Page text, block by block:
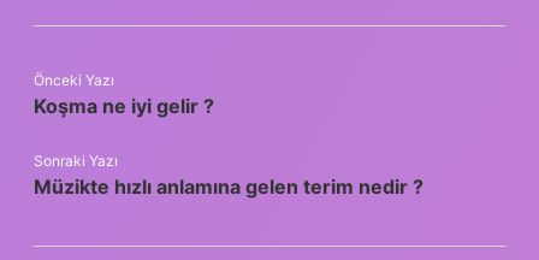
Önceki Yazı
Koşma ne iyi gelir ?
Sonraki Yazı
Müzikte hızlı anlamına gelen terim nedir ?